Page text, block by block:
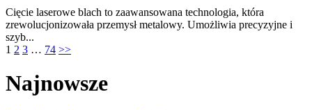
Cięcie laserowe blach to zaawansowana technologia, która
zrewolucjonizowała przemysł metalowy. Umożliwia precyzyjne i
szyb...
1 2 3 … 74 >>
Najnowsze